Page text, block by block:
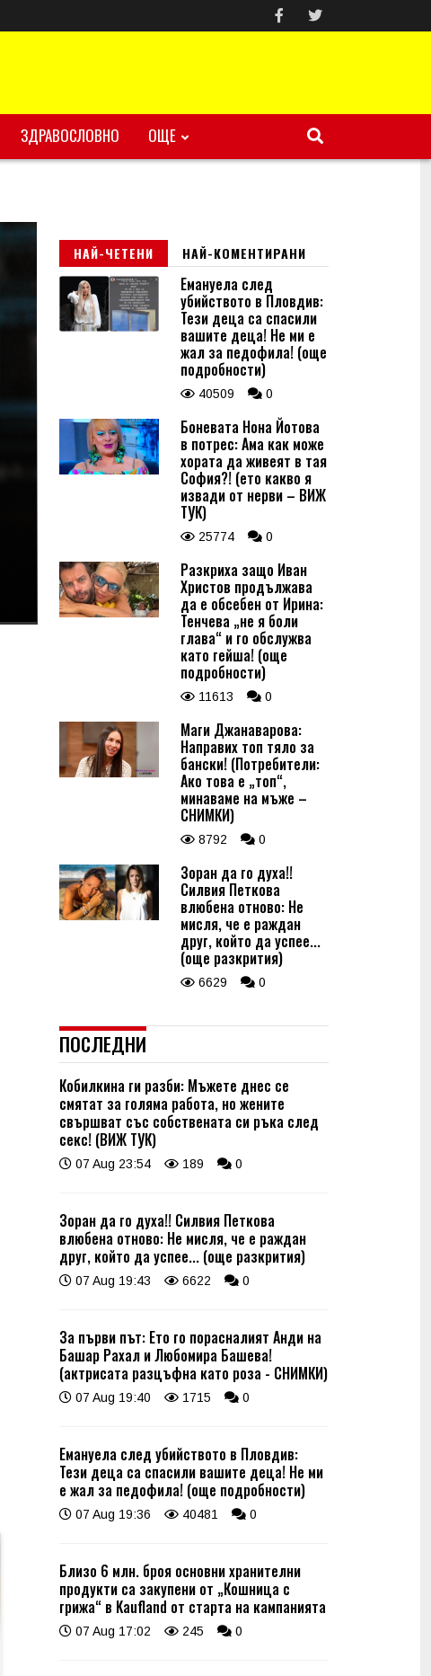
ЗДРАВОСЛОВНО ОЩЕ
НАЙ-ЧЕТЕНИ НАЙ-КОМЕНТИРАНИ
Емануела след
убийството в Пловдив:
Тези деца са спасили
вашите деца! Не ми е
жал за педофила! (още
подробности)
40509 0
Боневата Нона Йотова
в потрес: Ама как може
хората да живеят в тая
София?! (ето какво я
извади от нерви – ВИЖ
ТУК)
25774 0
Разкриха защо Иван
Христов продължава
да е обсебен от Ирина:
Тенчева „не я боли
глава“ и го обслужва
като гейша! (още
подробности)
11613 0
Маги Джанаварова:
Направих топ тяло за
бански! (Потребители:
Ако това е „топ“,
минаваме на мъже –
СНИМКИ)
8792 0
Зоран да го духа!!
Силвия Петкова
влюбена отново: Не
мисля, че е раждан
друг, който да успее...
(още разкрития)
6629 0
ПОСЛЕДНИ
Кобилкина ги разби: Мъжете днес се
смятат за голяма работа, но жените
свършват със собствената си ръка след
секс! (ВИЖ ТУК)
07 Aug 23:54 189 0
Зоран да го духа!! Силвия Петкова
влюбена отново: Не мисля, че е раждан
друг, който да успее... (още разкрития)
07 Aug 19:43 6622 0
За първи път: Ето го порасналият Анди на
Башар Рахал и Любомира Башева!
(актрисата разцъфна като роза - СНИМКИ)
07 Aug 19:40 1715 0
Емануела след убийството в Пловдив:
Тези деца са спасили вашите деца! Не ми
е жал за педофила! (още подробности)
07 Aug 19:36 40481 0
Близо 6 млн. броя основни хранителни
продукти са закупени от „Кошница с
грижа“ в Kaufland от старта на кампанията
07 Aug 17:02 245 0